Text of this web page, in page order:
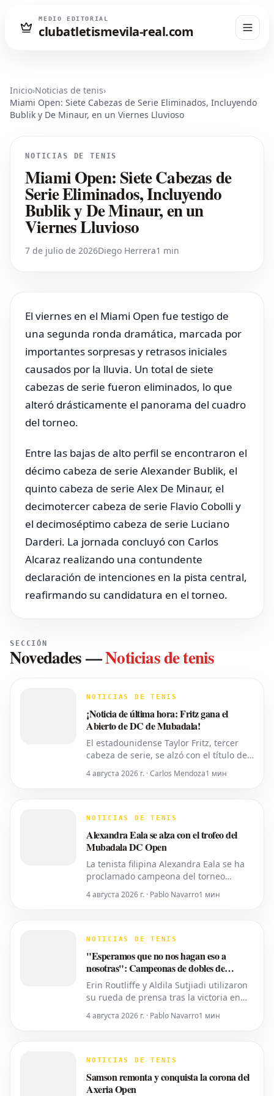
MEDIO EDITORIAL
clubatletismevila-real.com
Inicio›Noticias de tenis›
Miami Open: Siete Cabezas de Serie Eliminados, Incluyendo
Bublik y De Minaur, en un Viernes Lluvioso
NOTICIAS DE TENIS
Miami Open: Siete Cabezas de
Serie Eliminados, Incluyendo
Bublik y De Minaur, en un
Viernes Lluvioso
7 de julio de 2026Diego Herrera1 min
El viernes en el Miami Open fue testigo de
una segunda ronda dramática, marcada por
importantes sorpresas y retrasos iniciales
causados por la lluvia. Un total de siete
cabezas de serie fueron eliminados, lo que
alteró drásticamente el panorama del cuadro
del torneo.
Entre las bajas de alto perfil se encontraron el
décimo cabeza de serie Alexander Bublik, el
quinto cabeza de serie Alex De Minaur, el
decimotercer cabeza de serie Flavio Cobolli y
el decimoséptimo cabeza de serie Luciano
Darderi. La jornada concluyó con Carlos
Alcaraz realizando una contundente
declaración de intenciones en la pista central,
reafirmando su candidatura en el torneo.
SECCIÓN
Novedades—Noticias de tenis
NOTICIAS DE TENIS
¡Noticia de última hora: Fritz gana el
Abierto de DC de Mubadala!
El estadounidense Taylor Fritz, tercer
cabeza de serie, se alzó con el título del
torneo Abierto de DC de Mubadala el
lunes por la noche, tras derrotar al
temporada 2026. Fritz, actualmente
4 августа 2026 г. · Carlos Mendoza1 мин
NOTICIAS DE TENIS
Alexandra Eala se alza con el trofeo del
Mubadala DC Open
La tenista filipina Alexandra Eala se ha
proclamado campeona del torneo
Mubadala DC Open, derrotando a la
cabeza de serie número uno, la
del lunes. Eala, actualmente en el
demostró su
4 августа 2026 г. · Pablo Navarro1 мин
NOTICIAS DE TENIS
"Esperamos que no nos hagan eso a
nosotras": Campeonas de dobles de
Washington expresan temor por los
recortes propuestos por la ATP que se
extienden a la WTA
Erin Routliffe y Aldila Sutjiadi utilizaron
su rueda de prensa tras la victoria en
Washington para expresar su
preocupación de que los recortes
femenino, a pesar de que elogiaron una
colocar
4 августа 2026 г. · Pablo Navarro1 мин
NOTICIAS DE TENIS
Samson remonta y conquista la corona del
Axeria Open